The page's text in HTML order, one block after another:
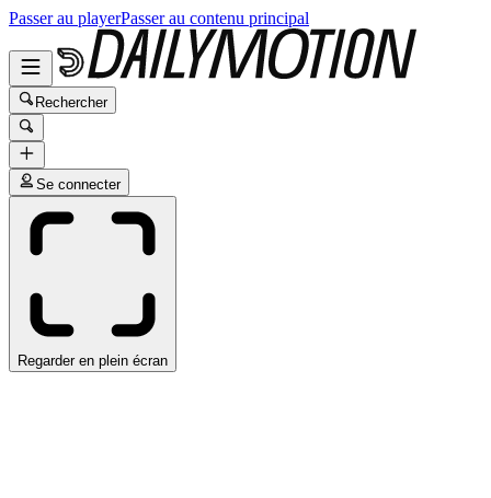
Passer au playerPasser au contenu principal
Rechercher
Se connecter
Regarder en plein écran